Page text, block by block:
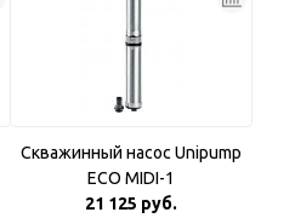
Скважинный насос Unipump
ECO MIDI-1
21 125 руб.